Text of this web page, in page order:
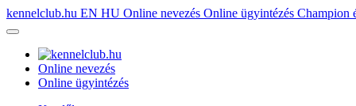
kennelclub.hu EN HU Online nevezés Online ügyintézés Champion
Online nevezés
Online ügyintézés